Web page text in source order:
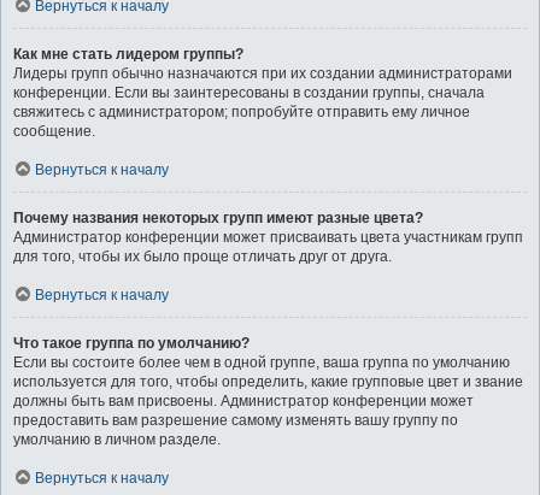
Вернуться к началу
Как мне стать лидером группы?
Лидеры групп обычно назначаются при их создании администраторами
конференции. Если вы заинтересованы в создании группы, сначала
свяжитесь с администратором; попробуйте отправить ему личное
сообщение.
Вернуться к началу
Почему названия некоторых групп имеют разные цвета?
Администратор конференции может присваивать цвета участникам групп
для того, чтобы их было проще отличать друг от друга.
Вернуться к началу
Что такое группа по умолчанию?
Если вы состоите более чем в одной группе, ваша группа по умолчанию
используется для того, чтобы определить, какие групповые цвет и звание
должны быть вам присвоены. Администратор конференции может
предоставить вам разрешение самому изменять вашу группу по
умолчанию в личном разделе.
Вернуться к началу